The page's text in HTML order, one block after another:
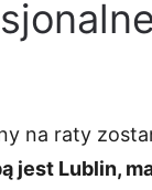
na raty
jest Lublin,